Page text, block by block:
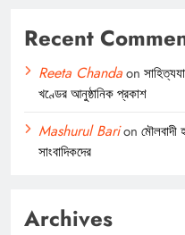
Recent
Reeta Chandaon
খণ্ডের আনুষ্ঠানিক প্রকাশ
Mashurul Barion মৌলবাদী
সাংবাদিকদের
Archives